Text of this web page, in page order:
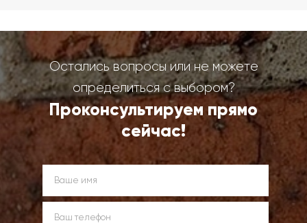
Остались вопросы или не можете
определиться с выбором?
Проконсультируем прямо
сейчас!